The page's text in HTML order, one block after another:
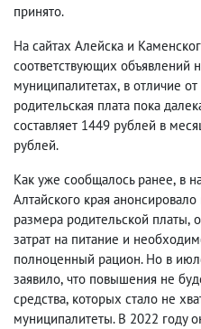
принято.
На сайтах Алейска и
соответствующих объявлений
муниципалитетах, в отличие
родительская плата пока
составляет 1449 рублей в
рублей.
Как уже сообщалось ранее, в
Алтайского края
размера родительской платы,
затрат на питание и
полноценный рацион. Но в
заявило, что повышения не
средства, которых стало не
муниципалитеты. В 2022 году